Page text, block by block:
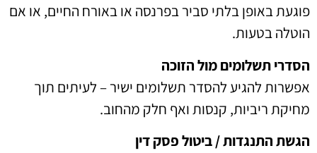
פוגעת באופן בלתי סביר בפרנסה או באורח החיים, או אם
הוטלה בטעות.
הסדרי תשלומים מול הזוכה
אפשרות להגיע להסדר תשלומים ישיר – לעיתים תוך
מחיקת ריביות, קנסות ואף חלק מהחוב.
הגשת התנגדות / ביטול פסק דין